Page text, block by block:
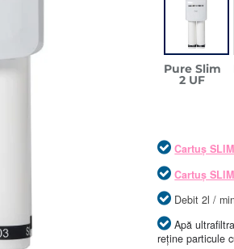
Cartuș
Cartuș
Debit 2l / min
Apă
reține particule
Pure Slim
2 UF